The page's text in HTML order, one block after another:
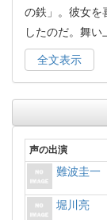
の鉄」。彼女を
したのだ。舞い
全文表示
声の出演
難波圭一
堀川亮